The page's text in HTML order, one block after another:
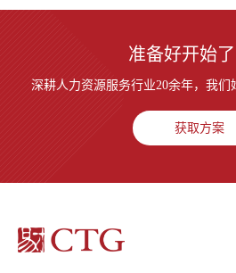
准备好开始了
深耕人力资源服务行业20余年，我们
获取方案